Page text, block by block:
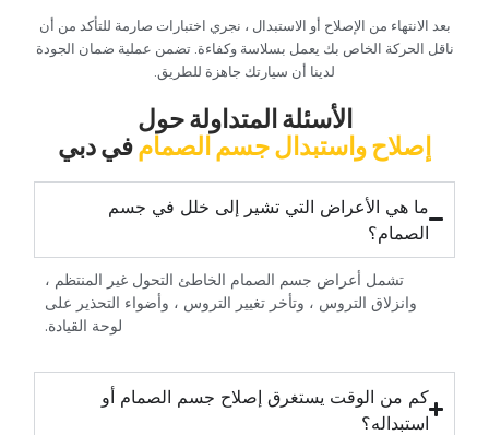
‏بعد الانتهاء من الإصلاح أو الاستبدال ، نجري اختبارات صارمة للتأكد من أن
ناقل الحركة الخاص بك يعمل بسلاسة وكفاءة. تضمن عملية ضمان الجودة
لدينا أن سيارتك جاهزة للطريق.‏
‏الأسئلة المتداولة حول‏
‏إصلاح واستبدال جسم الصمام‏‏في دبي‏
‏ما هي الأعراض التي تشير إلى خلل في جسم
الصمام؟‏
‏تشمل أعراض جسم الصمام الخاطئ التحول غير المنتظم ،
وانزلاق التروس ، وتأخر تغيير التروس ، وأضواء التحذير على
لوحة القيادة.‏
‏كم من الوقت يستغرق إصلاح جسم الصمام أو
استبداله؟‏